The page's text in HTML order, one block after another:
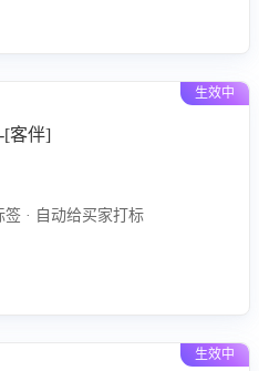
生效中
[客伴]
· 自动给买家打标
生效中